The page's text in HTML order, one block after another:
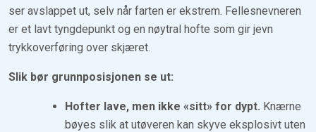
ser avslappet ut, selv når farten er ekstrem. Fellesnevneren
er et lavt tyngdepunkt og en nøytral hofte som gir jevn
trykkoverføring over skjæret.
Slik bør grunnposisjonen se ut:
Hofter lave, men ikke «sitt» for dypt. Knærne
bøyes slik at utøveren kan skyve eksplosivt uten